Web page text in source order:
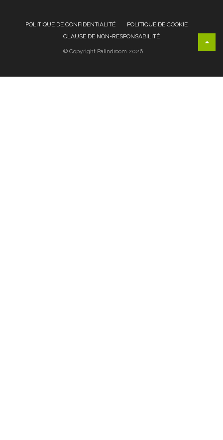
POLITIQUE DE CONFIDENTIALITÉ
POLITIQUE DE COOKIE
CLAUSE DE NON-RESPONSABILITÉ
© Copyright Palindroom 2026